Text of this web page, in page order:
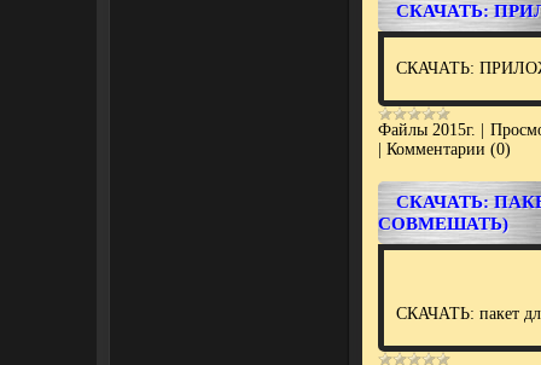
СКАЧАТЬ:
СКАЧАТЬ:
Файлы 2015г.
Комментарии (0)
СКАЧАТЬ:
СОВМЕШАТЬ)
СКАЧАТЬ: пакет